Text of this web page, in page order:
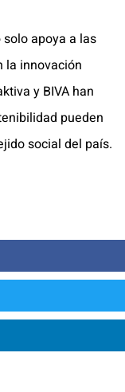
apoya a las
la innovación
y BIVA han
pueden
social del país.